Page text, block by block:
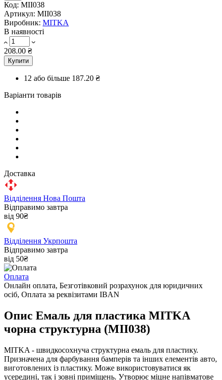
Код: MII038
Артикул: MII038
Виробник: MITKA
В наявності
208.00 ₴
Купити
12 або більше 187.20 ₴
Варіанти товарів
Доставка
Відділення Нова Пошта
Відправимо завтра
від 90₴
Відділення Укрпошта
Відправимо завтра
від 50₴
Оплата
Онлайн оплата, Безготівковий розрахунок для юридичних
осіб, Оплата за реквізитами IBAN
Опис Емаль для пластика MITKA
чорна структурна (MII038)
MITKA - швидкосохнуча структурна емаль для пластику.
Призначена для фарбування бамперів та інших елементів авто,
виготовлених із пластику. Може використовуватися як
усередині, так і зовні приміщень. Утворює міцне напівматове